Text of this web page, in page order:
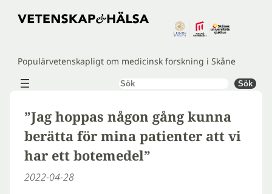
Hoppa
Populärvetenskapligt om medicinsk forskning i Skåne
Sök Sök
”Jag hoppas någon gång kunna
berätta för mina patienter att vi
har ett botemedel”
2022-04-28